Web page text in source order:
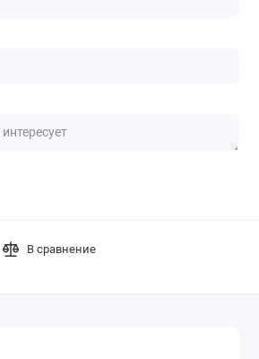
В сравнение